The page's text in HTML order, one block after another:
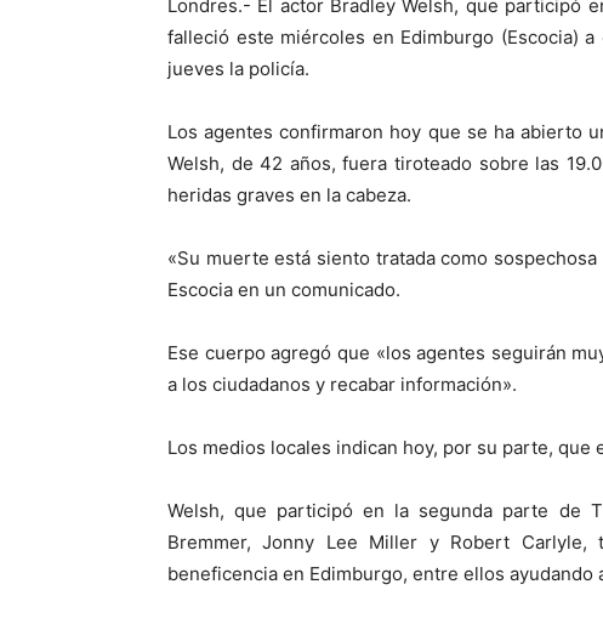
Londres.- El actor Bradley Welsh, que participó
falleció este miércoles en Edimburgo (Escocia)
jueves la policía.
Los agentes confirmaron hoy que se ha abierto
Welsh, de 42 años, fuera tiroteado sobre las
heridas graves en la cabeza.
«Su muerte está siento tratada como
Escocia en un comunicado.
Ese cuerpo agregó que «los agentes seguirán
a los ciudadanos y recabar información».
Los medios locales indican hoy, por su parte, que
Welsh, que participó en la segunda parte de
Bremmer, Jonny Lee Miller y Robert Carlyle,
beneficencia en Edimburgo, entre ellos